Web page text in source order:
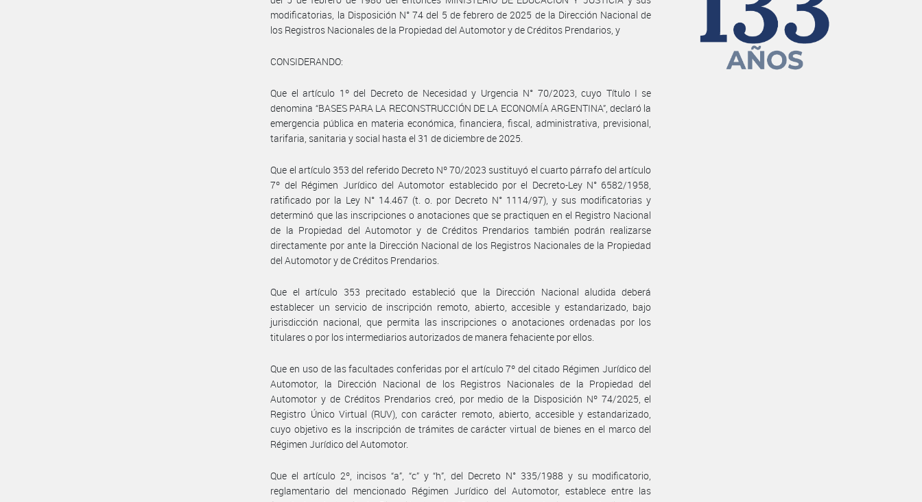
modificatorias, la Disposición N° 74 del 5 de febrero de 2025 de la Dirección Nacional de
los Registros Nacionales de la Propiedad del Automotor y de Créditos Prendarios, y
CONSIDERANDO:
Que el artículo 1º del Decreto de Necesidad y Urgencia N° 70/2023, cuyo Título I se
denomina “BASES PARA LA RECONSTRUCCIÓN DE LA ECONOMÍA ARGENTINA”, declaró la
emergencia pública en materia económica, financiera, fiscal, administrativa, previsional,
tarifaria, sanitaria y social hasta el 31 de diciembre de 2025.
Que el artículo 353 del referido Decreto Nº 70/2023 sustituyó el cuarto párrafo del artículo
7º del Régimen Jurídico del Automotor establecido por el Decreto-Ley N° 6582/1958,
ratificado por la Ley N° 14.467 (t. o. por Decreto N° 1114/97), y sus modificatorias y
determinó que las inscripciones o anotaciones que se practiquen en el Registro Nacional
de la Propiedad del Automotor y de Créditos Prendarios también podrán realizarse
directamente por ante la Dirección Nacional de los Registros Nacionales de la Propiedad
del Automotor y de Créditos Prendarios.
Que el artículo 353 precitado estableció que la Dirección Nacional aludida deberá
establecer un servicio de inscripción remoto, abierto, accesible y estandarizado, bajo
jurisdicción nacional, que permita las inscripciones o anotaciones ordenadas por los
titulares o por los intermediarios autorizados de manera fehaciente por ellos.
Que en uso de las facultades conferidas por el artículo 7º del citado Régimen Jurídico del
Automotor, la Dirección Nacional de los Registros Nacionales de la Propiedad del
Automotor y de Créditos Prendarios creó, por medio de la Disposición Nº 74/2025, el
Registro Único Virtual (RUV), con carácter remoto, abierto, accesible y estandarizado,
cuyo objetivo es la inscripción de trámites de carácter virtual de bienes en el marco del
Régimen Jurídico del Automotor.
Que el artículo 2º, incisos “a”, “c” y “h”, del Decreto N° 335/1988 y su modificatorio,
reglamentario del mencionado Régimen Jurídico del Automotor, establece entre las